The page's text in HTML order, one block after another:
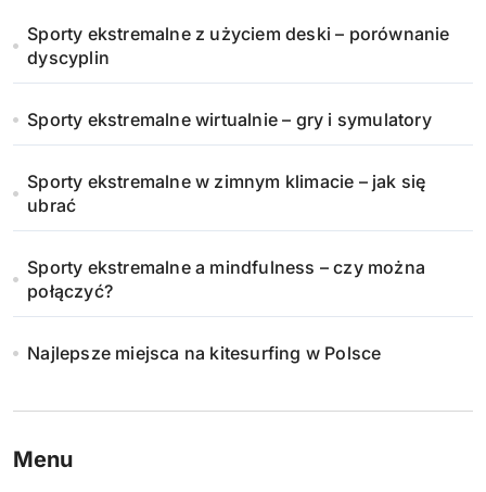
Sporty ekstremalne z użyciem deski – porównanie
dyscyplin
Sporty ekstremalne wirtualnie – gry i symulatory
Sporty ekstremalne w zimnym klimacie – jak się
ubrać
Sporty ekstremalne a mindfulness – czy można
połączyć?
Najlepsze miejsca na kitesurfing w Polsce
Menu